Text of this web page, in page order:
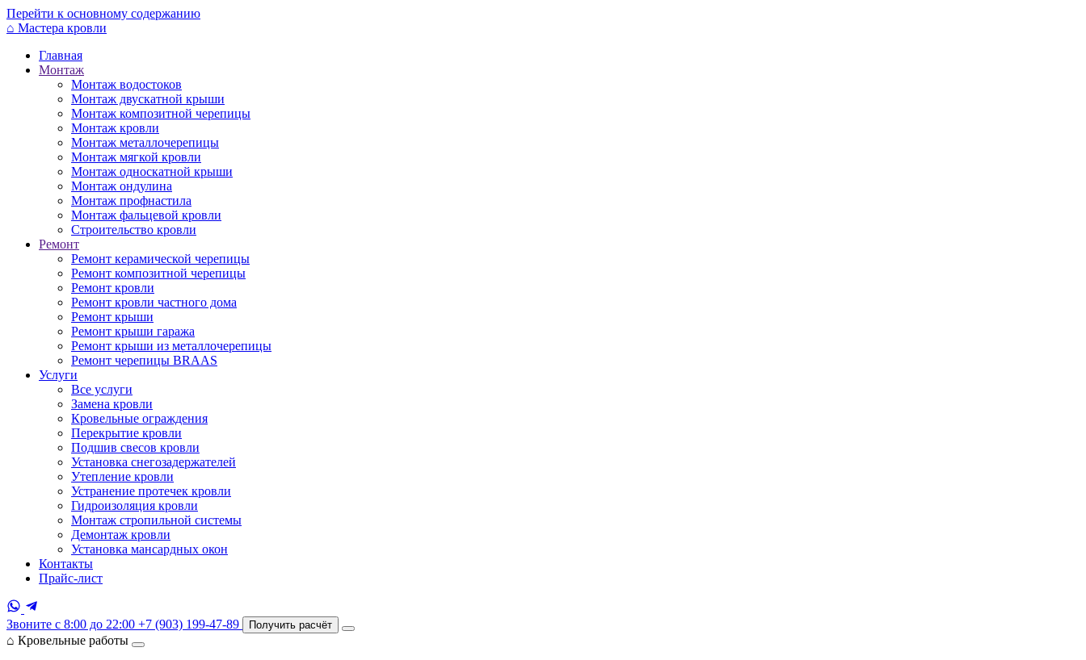
Перейти к основному содержанию
⌂ Мастера кровли
Главная
Монтаж
Монтаж водостоков
Монтаж двускатной крыши
Монтаж композитной черепицы
Монтаж кровли
Монтаж металлочерепицы
Монтаж мягкой кровли
Монтаж односкатной крыши
Монтаж ондулина
Монтаж профнастила
Монтаж фальцевой кровли
Строительство кровли
Ремонт
Ремонт керамической черепицы
Ремонт композитной черепицы
Ремонт кровли
Ремонт кровли частного дома
Ремонт крыши
Ремонт крыши гаража
Ремонт крыши из металлочерепицы
Ремонт черепицы BRAAS
Услуги
Все услуги
Замена кровли
Кровельные ограждения
Перекрытие кровли
Подшив свесов кровли
Установка снегозадержателей
Утепление кровли
Устранение протечек кровли
Гидроизоляция кровли
Монтаж стропильной системы
Демонтаж кровли
Установка мансардных окон
Контакты
Прайс-лист
Звоните с 8:00 до 22:00 +7 (903) 199-47-89 Получить расчёт
⌂ Кровельные работы